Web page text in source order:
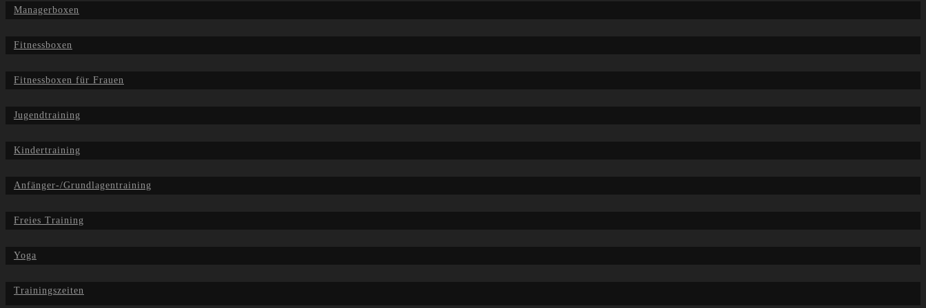
Managerboxen
Fitnessboxen
Fitnessboxen für Frauen
Jugendtraining
Kindertraining
Anfänger-/Grundlagentraining
Freies Training
Yoga
Trainingszeiten